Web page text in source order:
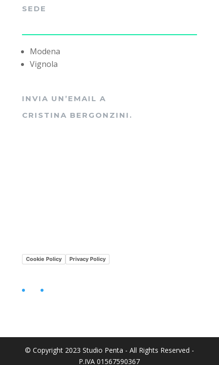
SEDE
Modena
Vignola
INVIA UN’EMAIL A
CRISTINA BERGONZINI.
Cookie Policy Privacy Policy
Facebook
© Copyright 2023 Studio Penta - All Rights Reserved -
P.IVA 01567590367